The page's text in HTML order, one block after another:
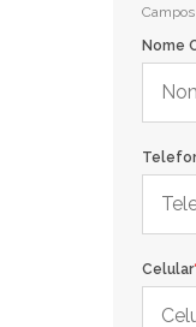
Nome
Celular